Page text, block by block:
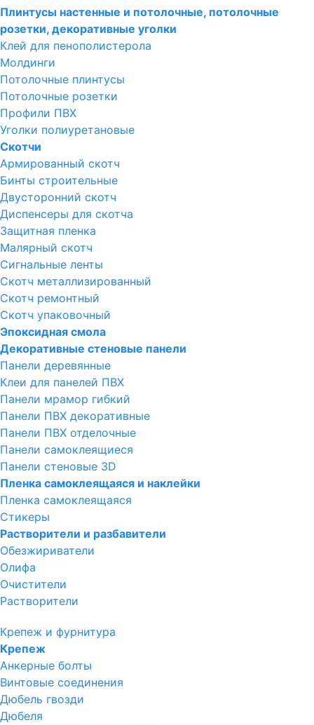
Плинтусы настенные и потолочные, потолочные
розетки, декоративные уголки
Клей для пенополистерола
Молдинги
Потолочные плинтусы
Потолочные розетки
Профили ПВХ
Уголки полиуретановые
Скотчи
Армированный скотч
Бинты строительные
Двусторонний скотч
Диспенсеры для скотча
Защитная пленка
Малярный скотч
Сигнальные ленты
Скотч металлизированный
Скотч ремонтный
Скотч упаковочный
Эпоксидная смола
Декоративные стеновые панели
Панели деревянные
Клеи для панелей ПВХ
Панели мрамор гибкий
Панели ПВХ декоративные
Панели ПВХ отделочные
Панели самоклеящиеся
Панели стеновые 3D
Пленка самоклеящаяся и наклейки
Пленка самоклеящаяся
Стикеры
Растворители и разбавители
Обезжириватели
Олифа
Очистители
Растворители
Крепеж и фурнитура
Крепеж
Анкерные болты
Винтовые соединения
Дюбель гвозди
Дюбеля